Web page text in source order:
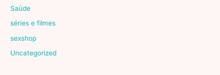
Saúde
séries e filmes
sexshop
Uncategorized